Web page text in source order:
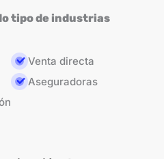
tipo de industrias
Venta directa
Aseguradoras